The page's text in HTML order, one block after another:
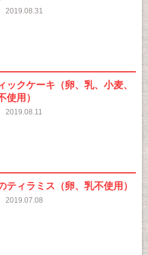
2019.08.31
ックケーキ（卵、乳、小麦、
使用）
2019.08.11
ティラミス（卵、乳不使用）
2019.07.08